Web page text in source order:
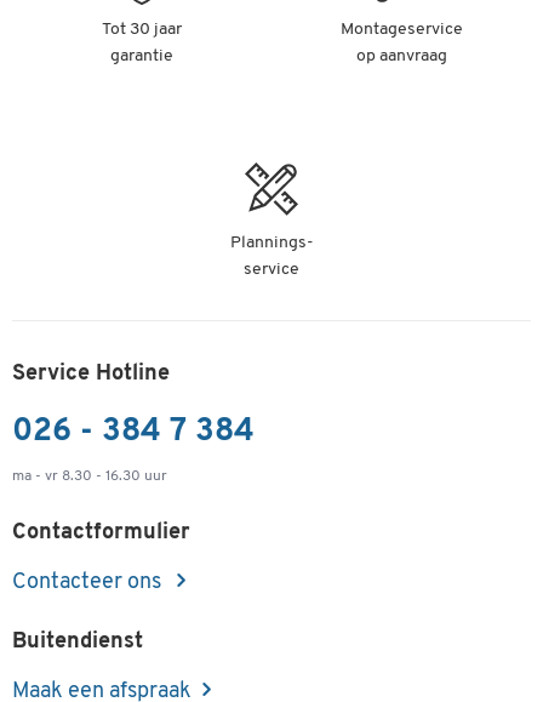
Tot 30 jaar
garantie
Montageservice
op aanvraag
Plannings-
service
Service Hotline
026 - 384 7 384
ma - vr 8.30 - 16.30 uur
Contactformulier
Contacteer ons
Buitendienst
Maak een afspraak